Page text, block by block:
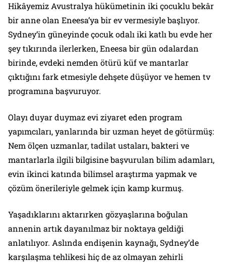
Hikâyemiz Avustralya hükümetinin iki çocuklu bekâr
bir anne olan Eneesa’ya bir ev vermesiyle başlıyor.
Sydney’in güneyinde çocuk odalı iki katlı bu evde her
şey tıkırında ilerlerken, Eneesa bir gün odalardan
birinde, evdeki nemden ötürü küf ve mantarlar
çıktığını fark etmesiyle dehşete düşüyor ve hemen tv
programına başvuruyor.
Olayı duyar duymaz evi ziyaret eden program
yapımcıları, yanlarında bir uzman heyet de götürmüş:
Nem ölçen uzmanlar, tadilat ustaları, bakteri ve
mantarlarla ilgili bilgisine başvurulan bilim adamları,
evin ikinci katında bilimsel araştırma yapmak ve
çözüm önerileriyle gelmek için kamp kurmuş.
Yaşadıklarını aktarırken gözyaşlarına boğulan
annenin artık dayanılmaz bir noktaya geldiği
anlatılıyor. Aslında endişenin kaynağı, Sydney’de
karşılaşma tehlikesi hiç de az olmayan zehirli